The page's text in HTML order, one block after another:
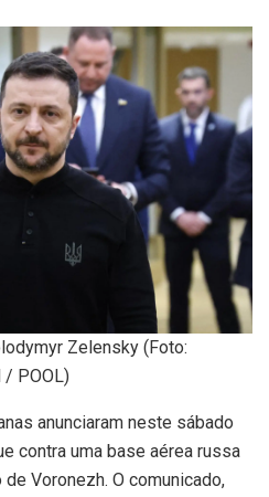
Zelensky (Foto:
/ POOL)
anunciaram neste sábado
contra uma base aérea russa
Voronezh. O comunicado,